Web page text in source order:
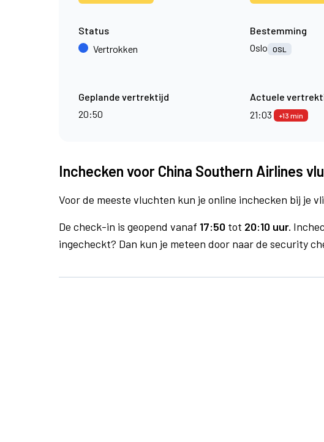
Status
Vertrokken
Bestemming
Oslo
OSL
Geplande vertrektijd
20:50
Actuele
21:03
+13 min
Inchecken voor China Southern Airlines
Voor de meeste vluchten kun je online inchecken bij je
De check-in is geopend vanaf 17:50 tot 20:10 uur.
ingecheckt? Dan kun je meteen door naar de security